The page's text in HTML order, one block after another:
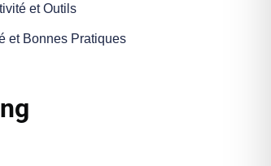
et Outils
et Bonnes Pratiques